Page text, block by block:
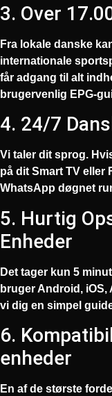
3. Over
Fra lokale danske
internationale
får adgang til alt
brugervenlig EPG-
4. 24/7
Vi taler dit sprog.
på dit Smart TV eller
WhatsApp døgnet
5. Hurtig
Enheder
Det tager kun 5
bruger Android, iOS,
vi dig en simpel
6.
enheder
En af de største